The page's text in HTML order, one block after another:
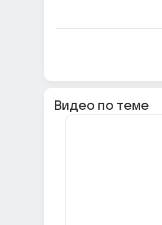
Видео по теме